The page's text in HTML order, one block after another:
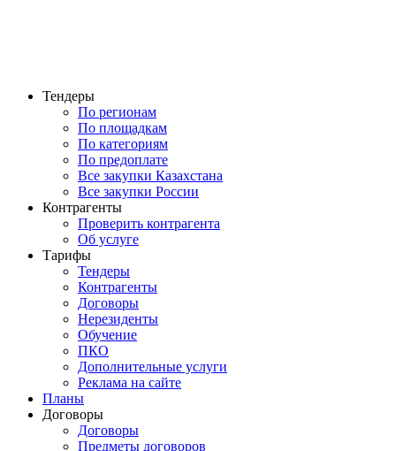
Тендеры
По регионам
По площадкам
По категориям
По предоплате
Все закупки Казахстана
Все закупки России
Контрагенты
Проверить контрагента
Об услуге
Тарифы
Тендеры
Контрагенты
Договоры
Нерезиденты
Обучение
ПКО
Дополнительные услуги
Реклама на сайте
Планы
Договоры
Договоры
Предметы договоров